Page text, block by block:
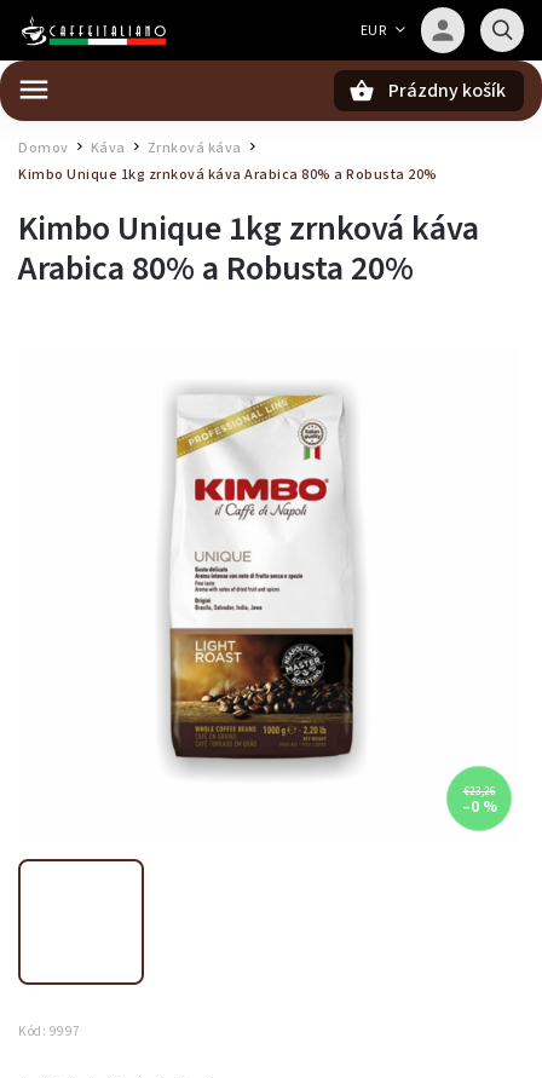
EUR
Prázdny košík
Domov Káva Zrnková káva
Kimbo Unique 1kg zrnková káva Arabica 80% a Robusta 20%
Kimbo Unique 1kg zrnková káva
Arabica 80% a Robusta 20%
€23,26
–0 %
Kód: 9997
Barista — poradca Caffeitaliano